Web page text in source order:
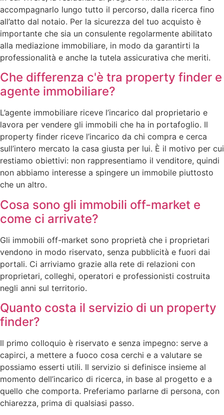
accompagnarlo lungo tutto il percorso, dalla ricerca fino
all’atto dal notaio. Per la sicurezza del tuo acquisto è
importante che sia un consulente regolarmente abilitato
alla mediazione immobiliare, in modo da garantirti la
professionalità e anche la tutela assicurativa che meriti.
Che differenza c'è tra property finder e
agente immobiliare?
L’agente immobiliare riceve l’incarico dal proprietario e
lavora per vendere gli immobili che ha in portafoglio. Il
property finder riceve l’incarico da chi compra e cerca
sull’intero mercato la casa giusta per lui. È il motivo per cui
restiamo obiettivi: non rappresentiamo il venditore, quindi
non abbiamo interesse a spingere un immobile piuttosto
che un altro.
Cosa sono gli immobili off-market e
come ci arrivate?
Gli immobili off-market sono proprietà che i proprietari
vendono in modo riservato, senza pubblicità e fuori dai
portali. Ci arriviamo grazie alla rete di relazioni con
proprietari, colleghi, operatori e professionisti costruita
negli anni sul territorio.
Quanto costa il servizio di un property
finder?
Il primo colloquio è riservato e senza impegno: serve a
capirci, a mettere a fuoco cosa cerchi e a valutare se
possiamo esserti utili. Il servizio si definisce insieme al
momento dell’incarico di ricerca, in base al progetto e a
quello che comporta. Preferiamo parlarne di persona, con
chiarezza, prima di qualsiasi passo.